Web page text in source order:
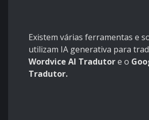
Existem várias ferramentas e
utilizam IA generativa para
Wordvice AI Tradutore o
Tradutor.